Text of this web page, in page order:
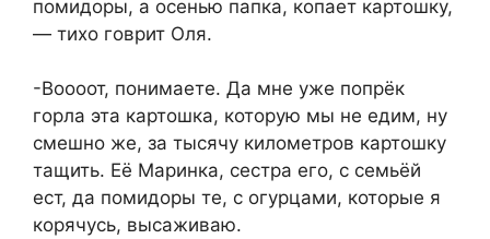
помидоры, а осенью папка, копает картошку,
— тихо говрит Оля.
-Воооот, понимаете. Да мне уже попрёк
горла эта картошка, которую мы не едим, ну
смешно же, за тысячу километров картошку
тащить. Её Маринка, сестра его, с семьёй
ест, да помидоры те, с огурцами, которые я
корячусь, высаживаю.